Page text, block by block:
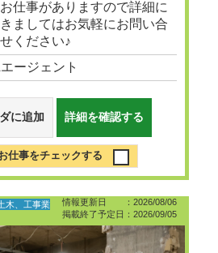
仕事がありますので詳細に
ましてはお気軽にお問い合
ください♪
ージェント
に追加 詳細を確認する
仕事をチェックする
情報更新日 ：2026/08/06
掲載終了予定日：2026/09/05
木、工事業